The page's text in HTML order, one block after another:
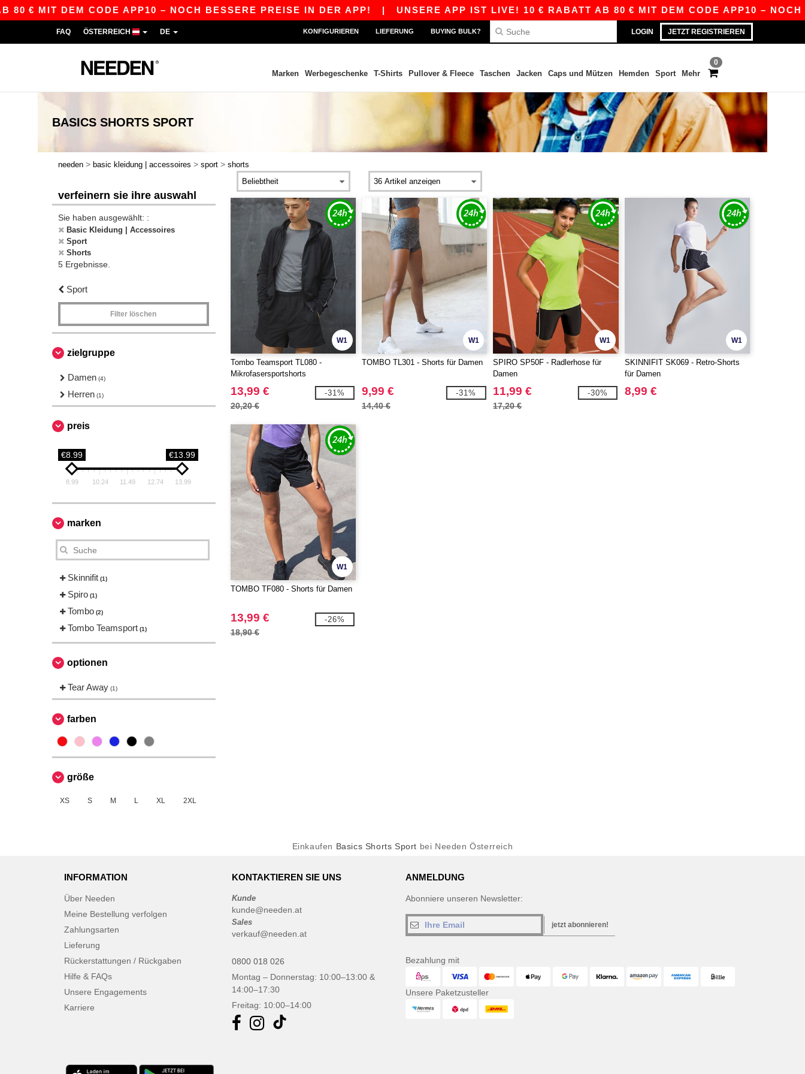
€ MIT DEM CODE APP10 – NOCH BESSERE PREISE IN DER APP! | UNSERE APP IST LIVE! 10 € RABATT AB 80 € MIT DEM CODE APP10 – NOCH
LOGIN JETZT REGISTRIEREN
FAQ ÖSTERREICH DE KONFIGURIEREN LIEFERUNG BUYING BULK?
0
Marken Werbegeschenke T-Shirts Pullover & Fleece Taschen Jacken Caps und Mützen Hemden Sport Mehr
BASICS SHORTS SPORT
needen > basic kleidung | accessoires > sport > shorts
verfeinern sie ihre auswahl
Sie haben ausgewählt: :
Basic Kleidung | Accessoires
Sport
Shorts
5 Ergebnisse.
Sport
Filter löschen
zielgruppe
Damen (4)
Herren (1)
preis
€8.99 €13.99
8.99 10.24 11.49 12.74 13.99
marken
Skinnifit (1)
Spiro (1)
Tombo (2)
Tombo Teamsport (1)
optionen
Tear Away (1)
farben
größe
XS S M L XL 2XL
W1
Tombo Teamsport TL080 -
Mikrofasersportshorts
13,99 €
20,20 €
-31%
W1
TOMBO TL301 - Shorts für Damen
9,99 €
14,40 €
-31%
W1
SPIRO SP50F - Radlerhose für
Damen
11,99 €
17,20 €
-30%
W1
SKINNIFIT SK069 - Retro-Shorts
für Damen
8,99 €
W1
TOMBO TF080 - Shorts für Damen
13,99 €
18,90 €
-26%
Einkaufen Basics Shorts Sport bei Needen Österreich
INFORMATION
Über Needen
Meine Bestellung verfolgen
Zahlungsarten
Lieferung
Rückerstattungen / Rückgaben
Hilfe & FAQs
Unsere Engagements
Karriere
KONTAKTIEREN SIE UNS
Kunde
kunde@needen.at
Sales
verkauf@needen.at
0800 018 026
Montag – Donnerstag: 10:00–13:00 &
14:00–17:30
Freitag: 10:00–14:00
ANMELDUNG
Abonniere unseren Newsletter:
jetzt abonnieren!
Bezahlung mit
Unsere Paketzusteller